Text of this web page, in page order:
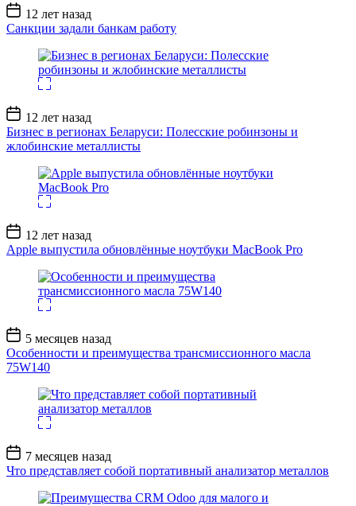
Дата
записи
12 лет назад
Санкции задали банкам работу
Дата
записи
12 лет назад
Бизнес в регионах Беларуси: Полесские робинзоны и
жлобинские металлисты
Дата
записи
12 лет назад
Apple выпустила обновлённые ноутбуки MacBook Pro
Дата
записи
5 месяцев назад
Особенности и преимущества трансмиссионного масла
75W140
Дата
записи
7 месяцев назад
Что представляет собой портативный анализатор металлов